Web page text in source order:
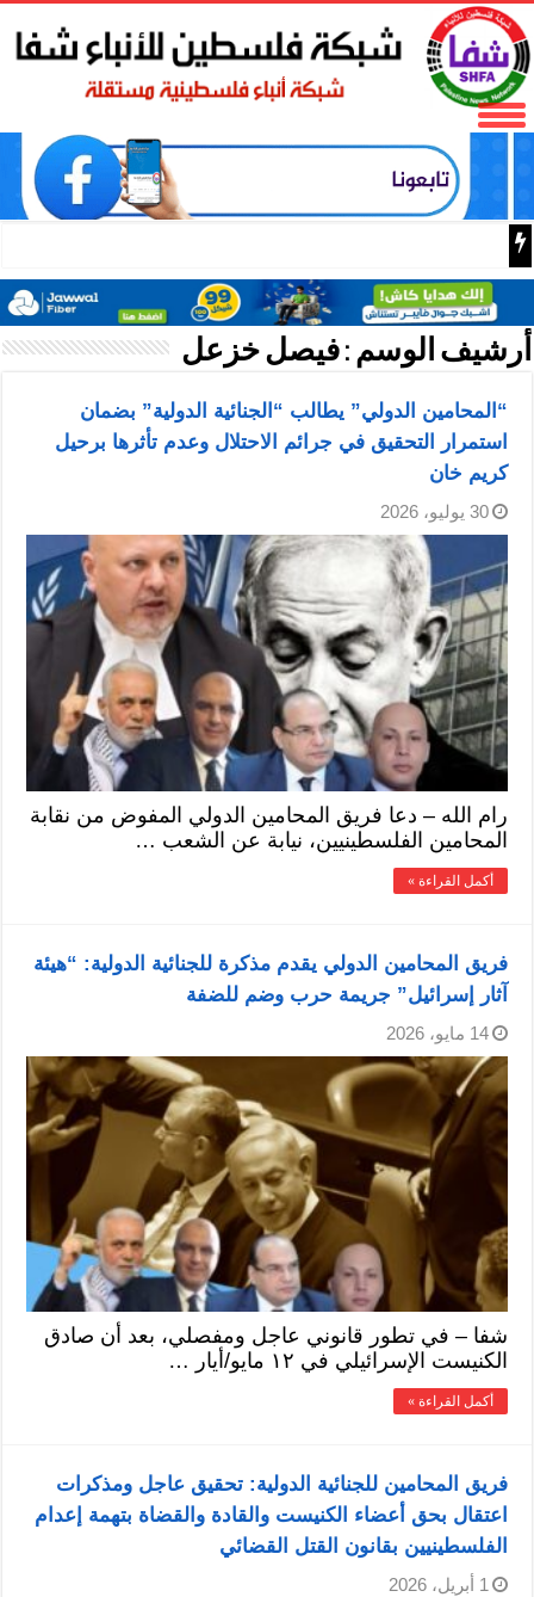
أرشيف الوسم :فيصل خزعل
“المحامين الدولي” يطالب “الجنائية الدولية” بضمان
استمرار التحقيق في جرائم الاحتلال وعدم تأثرها برحيل
كريم خان
30 يوليو، 2026
رام الله – دعا فريق المحامين الدولي المفوض من نقابة
المحامين الفلسطينيين، نيابة عن الشعب …
أكمل القراءة »
فريق المحامين الدولي يقدم مذكرة للجنائية الدولية: “هيئة
آثار إسرائيل” جريمة حرب وضم للضفة
14 مايو، 2026
شفا – في تطور قانوني عاجل ومفصلي، بعد أن صادق
الكنيست الإسرائيلي في ١٢ مايو/أيار …
أكمل القراءة »
فريق المحامين للجنائية الدولية: تحقيق عاجل ومذكرات
اعتقال بحق أعضاء الكنيست والقادة والقضاة بتهمة إعدام
الفلسطينيين بقانون القتل القضائي
1 أبريل، 2026